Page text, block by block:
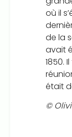
où il
de la
avait
1850.
était
©